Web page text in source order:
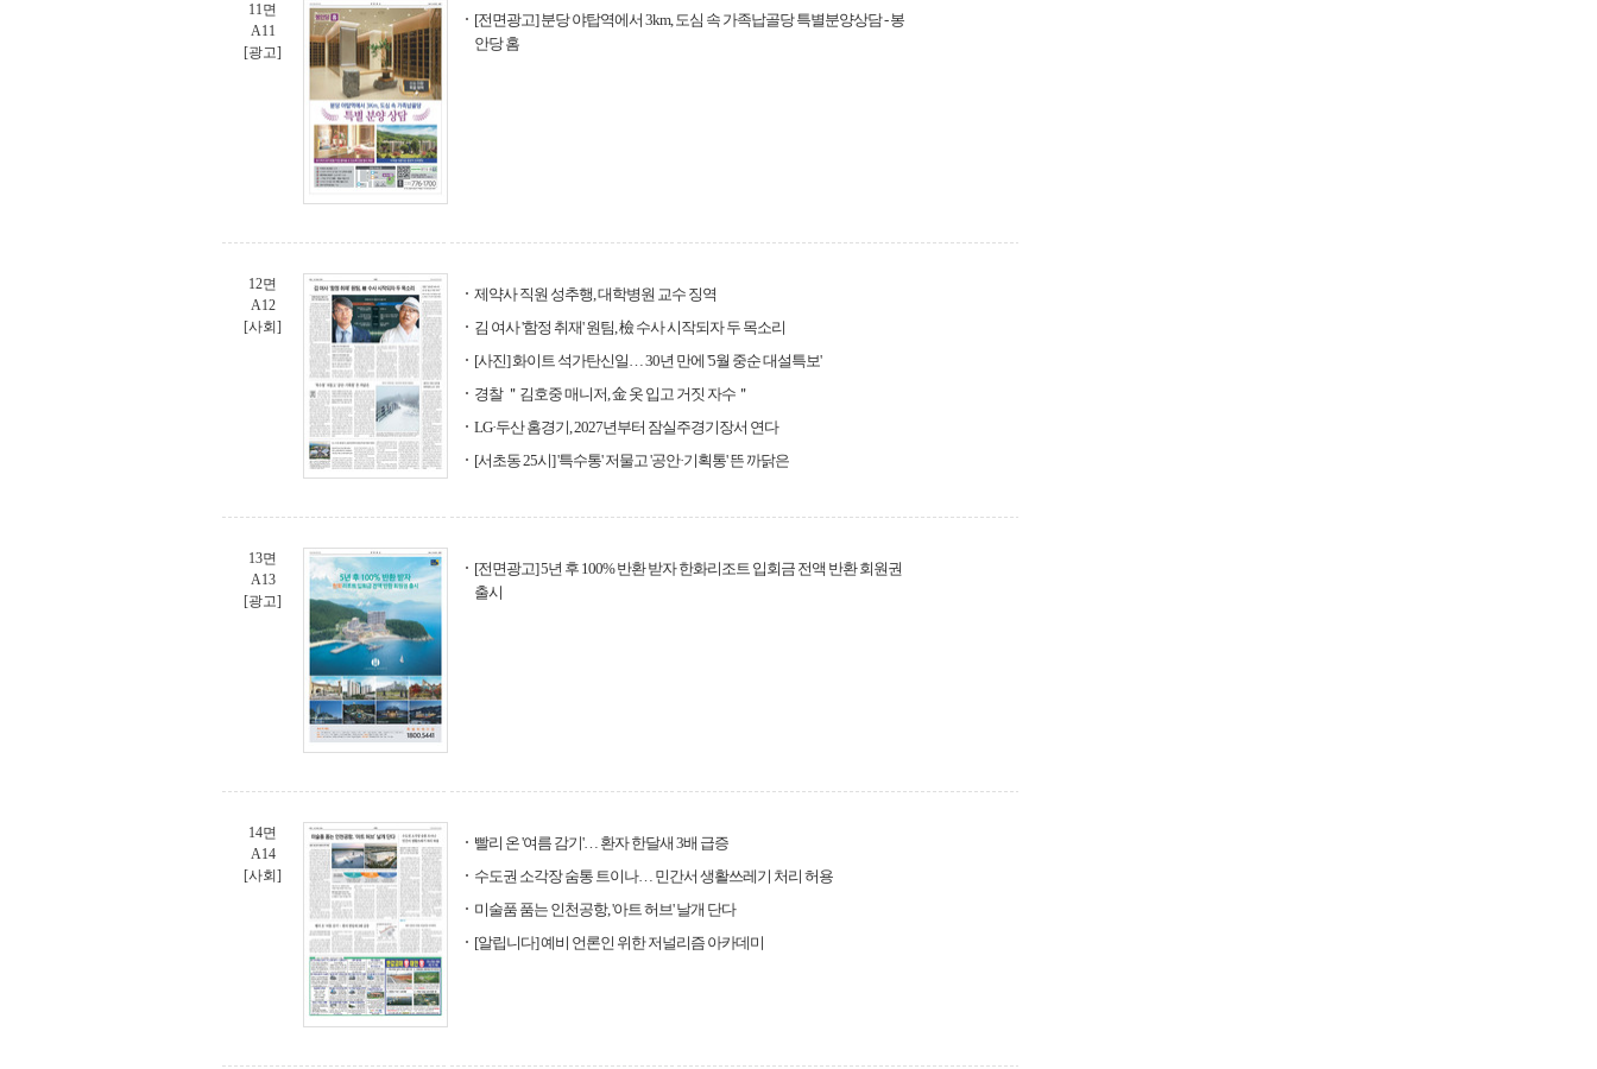
11면
A11
[광고]
[전면광고] 분당 야탑역에서 3km, 도심 속 가족납골당 특별분양상담 - 봉
안당 홈
12면
A12
[사회]
제약사 직원 성추행, 대학병원 교수 징역
김 여사 '함정 취재' 원팀, 檢 수사 시작되자 두 목소리
[사진] 화이트 석가탄신일… 30년 만에 '5월 중순 대설특보'
경찰 ＂김호중 매니저, 金 옷 입고 거짓 자수＂
LG·두산 홈경기, 2027년부터 잠실주경기장서 연다
[서초동 25시] '특수통' 저물고 '공안·기획통' 뜬 까닭은
13면
A13
[광고]
[전면광고] 5년 후 100% 반환 받자 한화리조트 입회금 전액 반환 회원권
출시
14면
A14
[사회]
빨리 온 '여름 감기'… 환자 한달새 3배 급증
수도권 소각장 숨통 트이나… 민간서 생활쓰레기 처리 허용
미술품 품는 인천공항, '아트 허브' 날개 단다
[알립니다] 예비 언론인 위한 저널리즘 아카데미